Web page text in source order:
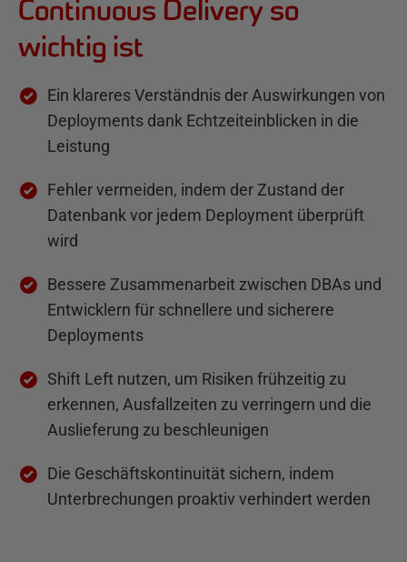
Continuous Delivery so
wichtig ist
Ein klareres Verständnis der Auswirkungen von
Deployments dank Echtzeiteinblicken in die
Leistung
Fehler vermeiden, indem der Zustand der
Datenbank vor jedem Deployment überprüft
wird
Bessere Zusammenarbeit zwischen DBAs und
Entwicklern für schnellere und sicherere
Deployments
Shift Left nutzen, um Risiken frühzeitig zu
erkennen, Ausfallzeiten zu verringern und die
Auslieferung zu beschleunigen
Die Geschäftskontinuität sichern, indem
Unterbrechungen proaktiv verhindert werden